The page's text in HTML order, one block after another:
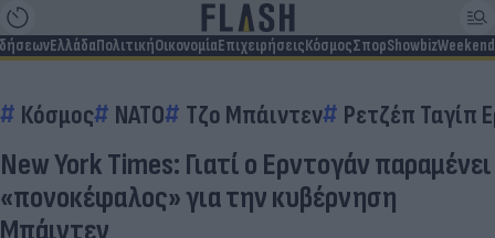
ΕλλάδαΠολιτικήΟικονομίαΕπιχειρήσειςΚόσμοςΣπορShowbizWeekend
Κόσμος ΝΑΤΟ Τζο Μπάιντεν Ρετζέπ Ταγίπ
New York Times: Γιατί ο Ερντογάν παραμένει
«πονοκέφαλος» για την κυβέρνηση